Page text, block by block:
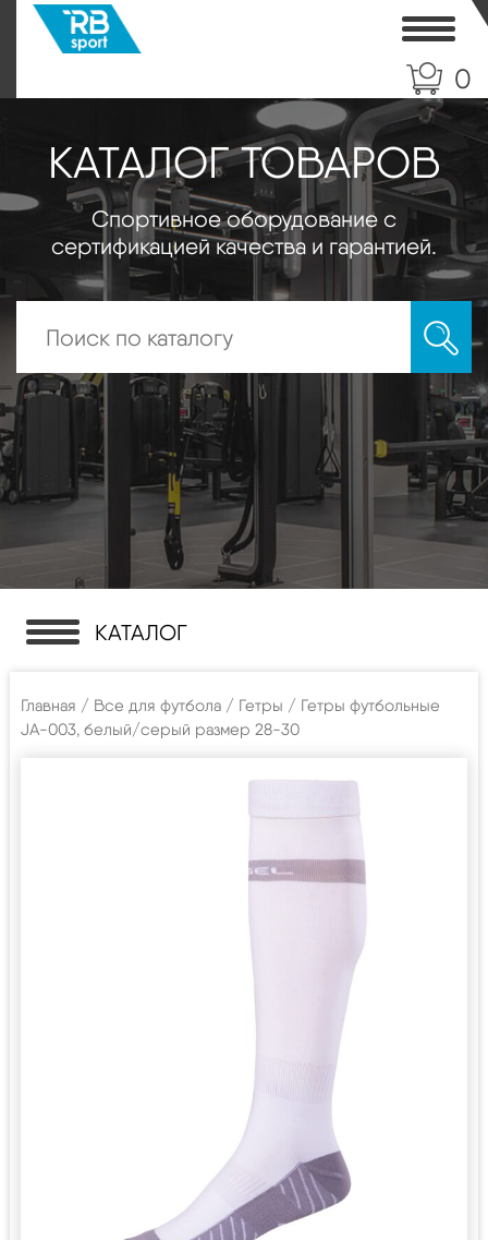
0
КАТАЛОГ ТОВАРОВ
Спортивное оборудование с
сертификацией качества и гарантией.
КАТАЛОГ
Главная / Все для футбола / Гетры / Гетры футбольные
JA-003, белый/серый размер 28-30